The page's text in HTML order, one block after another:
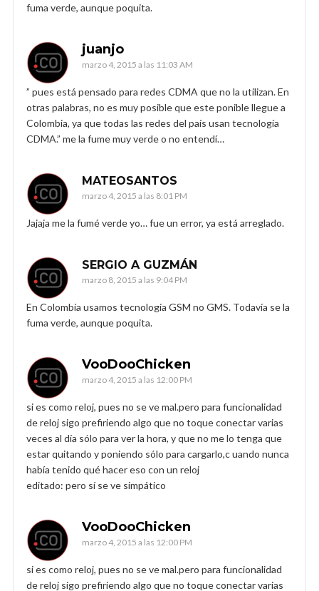
fuma verde, aunque poquita.
juanjo
marzo 4, 2015 a las 11:03 AM
” pues está pensado para redes CDMA que no la utilizan. En
otras palabras, no es muy posible que este ponible llegue a
Colombia, ya que todas las redes del país usan tecnología
CDMA.” me la fume muy verde o no entendí…
MATEOSANTOS
marzo 4, 2015 a las 8:01 PM
Jajaja me la fumé verde yo… fue un error, ya está arreglado.
SERGIO A GUZMÁN
marzo 8, 2015 a las 9:04 PM
En Colombia usamos tecnología GSM no GMS. Todavía se la
fuma verde, aunque poquita.
VooDooChicken
marzo 4, 2015 a las 12:00 PM
si es como reloj, pues no se ve mal.pero para funcionalidad
de reloj sigo prefiriendo algo que no toque conectar varias
veces al día sólo para ver la hora, y que no me lo tenga que
estar quitando y poniendo sólo para cargarlo,c uando nunca
había tenido qué hacer eso con un reloj
editado: pero sí se ve simpático
VooDooChicken
marzo 4, 2015 a las 12:00 PM
si es como reloj, pues no se ve mal.pero para funcionalidad
de reloj sigo prefiriendo algo que no toque conectar varias